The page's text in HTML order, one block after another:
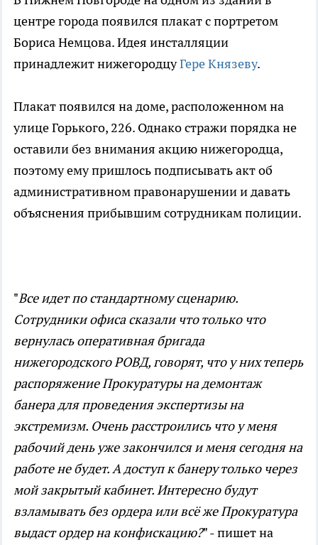
центре города появился плакат с портретом
Бориса Немцова. Идея инсталляции
принадлежит нижегородцуГере Князеву.
Плакат появился на доме, расположенном на
улице Горького, 226. Однако стражи порядка не
оставили без внимания акцию нижегородца,
поэтому ему пришлось подписывать акт об
административном правонарушении и давать
объяснения прибывшим сотрудникам полиции.
"Все идет по стандартному сценарию.
Сотрудники офиса сказали что только что
вернулась оперативная бригада
нижегородского РОВД, говорят, что у них теперь
распоряжение Прокуратуры на демонтаж
банера для проведения экспертизы на
экстремизм. Очень расстроились что у меня
рабочий день уже закончился и меня сегодня на
работе не будет. А доступ к банеру только через
мой закрытый кабинет. Интересно будут
взламывать без ордера или всё же Прокуратура
выдаст ордер на конфискацию?" - пишет на